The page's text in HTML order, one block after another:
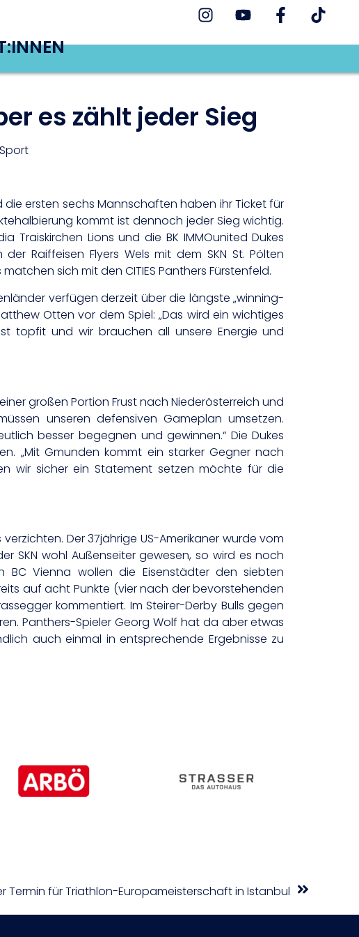
es zählt jeder Sieg
Sport
ersten sechs Mannschaften haben ihr Ticket für
kommt ist dennoch jeder Sieg wichtig.
Traiskirchen Lions und die BK IMMOunited Dukes
Raiffeisen Flyers Wels mit dem SKN St. Pölten
sich mit den CITIES Panthers Fürstenfeld.
verfügen derzeit über die längste „winning-
Otten vor dem Spiel: „Das wird ein wichtiges
topfit und wir brauchen all unsere Energie und
großen Portion Frust nach Niederösterreich und
unseren defensiven Gameplan umsetzen.
besser begegnen und gewinnen.“ Die Dukes
„Mit Gmunden kommt ein starker Gegner nach
wir sicher ein Statement setzen möchte für die
Der 37jährige US-Amerikaner wurde vom
SKN wohl Außenseiter gewesen, so wird es noch
Vienna wollen die Eisenstädter den siebten
auf acht Punkte (vier nach der bevorstehenden
kommentiert. Im Steirer-Derby Bulls gegen
Panthers-Spieler Georg Wolf hat da aber etwas
auch einmal in entsprechende Ergebnisse zu
Termin für Triathlon-Europameisterschaft in Istanbul